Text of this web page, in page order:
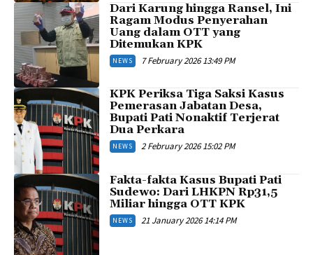
Dari Karung hingga Ransel, Ini
Ragam Modus Penyerahan
Uang dalam OTT yang
Ditemukan KPK
NEWS 7 February 2026 13:49 PM
KPK Periksa Tiga Saksi Kasus
Pemerasan Jabatan Desa,
Bupati Pati Nonaktif Terjerat
Dua Perkara
NEWS 2 February 2026 15:02 PM
Fakta-fakta Kasus Bupati Pati
Sudewo: Dari LHKPN Rp31,5
Miliar hingga OTT KPK
NEWS 21 January 2026 14:14 PM